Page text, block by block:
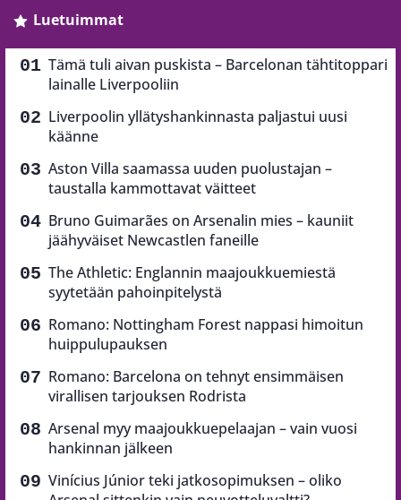
Luetuimmat
Tämä tuli aivan puskista – Barcelonan tähtitoppari
lainalle Liverpooliin
Liverpoolin yllätyshankinnasta paljastui uusi
käänne
Aston Villa saamassa uuden puolustajan –
taustalla kammottavat väitteet
Bruno Guimarães on Arsenalin mies – kauniit
jäähyväiset Newcastlen faneille
The Athletic: Englannin maajoukkuemiestä
syytetään pahoinpitelystä
Romano: Nottingham Forest nappasi himoitun
huippulupauksen
Romano: Barcelona on tehnyt ensimmäisen
virallisen tarjouksen Rodrista
Arsenal myy maajoukkuepelaajan – vain vuosi
hankinnan jälkeen
Vinícius Júnior teki jatkosopimuksen – oliko